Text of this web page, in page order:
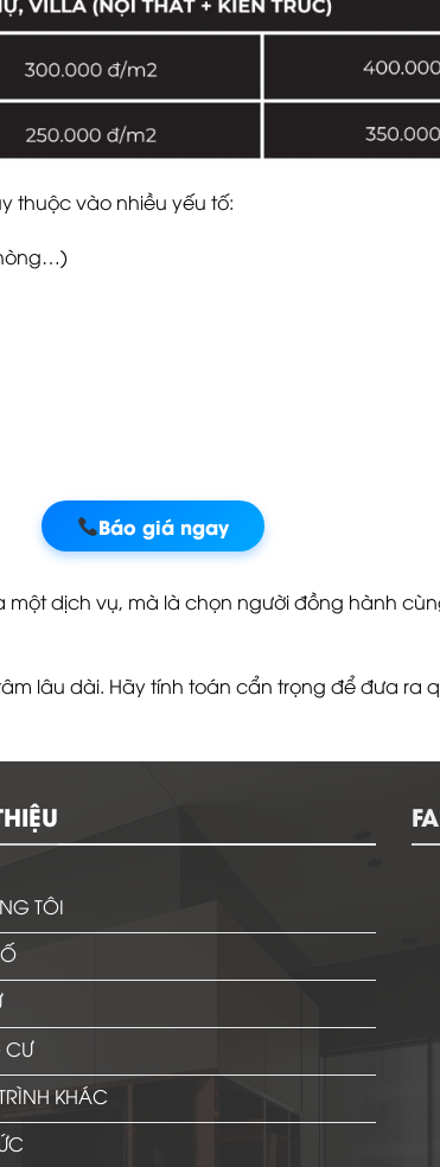
thuộc vào nhiều yếu tố:
Báo giá ngay
dịch vụ, mà là chọn người đồng hành
lâu dài. Hãy tính toán cẩn trọng để đưa ra
TÔI
CƯ
KHÁC